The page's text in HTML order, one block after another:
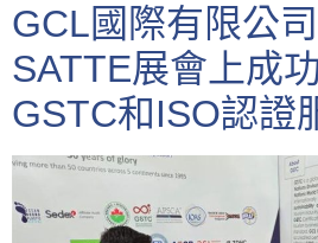
GCL國際有限公
SATTE展會上成
GSTC和ISO認證